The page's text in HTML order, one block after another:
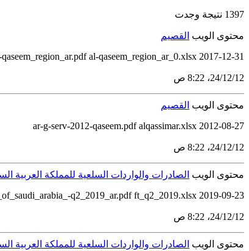
1397 نتيجة وجدت
محتوى الويب القصيم
al-qaseem_region_ar_0.xlsx 2017-12-31
12‏/12‏/24، 8:22 ص
محتوى الويب القصيم
ar-g-serv-2012-qaseem.pdf alqassimar.xlsx 2012-08-27
12‏/12‏/24، 8:22 ص
محتوى الويب الصادرات والواردات السلعية للمملكة العربية
2019-09-23 merchandise_exports_and_imports_of_the_kingdom_of_saudi_arabia_-q2_2019_ar.pdf ft_q2_2019.xlsx
12‏/12‏/24، 8:22 ص
محتوى الويب الصادرات والواردات السلعية للمملكة العربية